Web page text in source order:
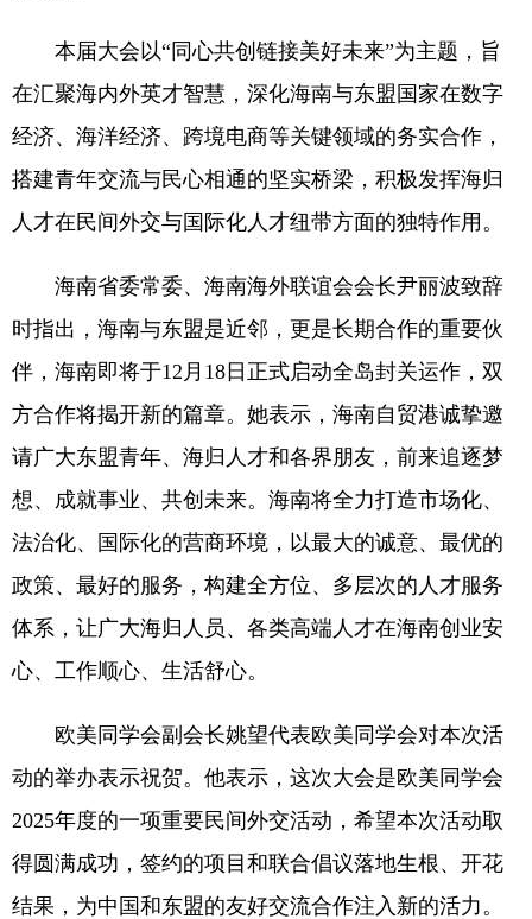
本届大会以“同心共创链接美好未来”为主题，旨
在汇聚海内外英才智慧，深化海南与东盟国家在数字
经济、海洋经济、跨境电商等关键领域的务实合作，
搭建青年交流与民心相通的坚实桥梁，积极发挥海归
人才在民间外交与国际化人才纽带方面的独特作用。
海南省委常委、海南海外联谊会会长尹丽波致辞
时指出，海南与东盟是近邻，更是长期合作的重要伙
伴，海南即将于12月18日正式启动全岛封关运作，双
方合作将揭开新的篇章。她表示，海南自贸港诚挚邀
请广大东盟青年、海归人才和各界朋友，前来追逐梦
想、成就事业、共创未来。海南将全力打造市场化、
法治化、国际化的营商环境，以最大的诚意、最优的
政策、最好的服务，构建全方位、多层次的人才服务
体系，让广大海归人员、各类高端人才在海南创业安
心、工作顺心、生活舒心。
欧美同学会副会长姚望代表欧美同学会对本次活
动的举办表示祝贺。他表示，这次大会是欧美同学会
2025年度的一项重要民间外交活动，希望本次活动取
得圆满成功，签约的项目和联合倡议落地生根、开花
结果，为中国和东盟的友好交流合作注入新的活力。